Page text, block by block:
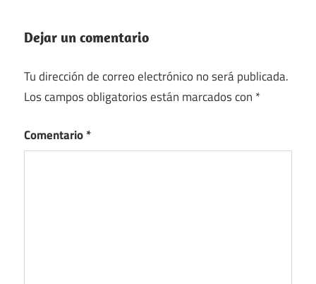
Dejar un comentario
Tu dirección de correo electrónico no será publicada.
Los campos obligatorios están marcados con *
Comentario*